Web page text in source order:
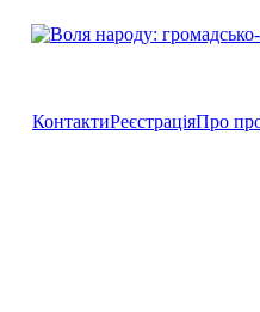
КонтактиРеєстраціяПро